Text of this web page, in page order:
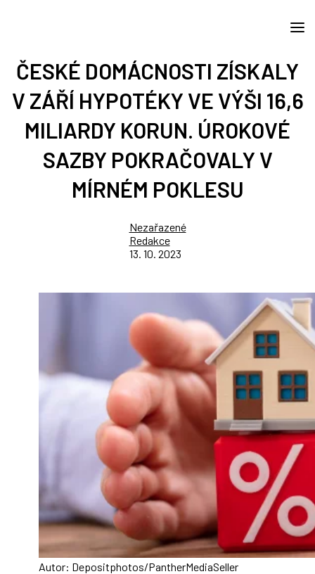
ČESKÉ DOMÁCNOSTI ZÍSKALY
V ZÁŘÍ HYPOTÉKY VE VÝŠI 16,6
MILIARDY KORUN. ÚROKOVÉ
SAZBY POKRAČOVALY V
MÍRNÉM POKLESU
Nezařazené
Redakce
13. 10. 2023
Autor: Depositphotos/PantherMediaSeller